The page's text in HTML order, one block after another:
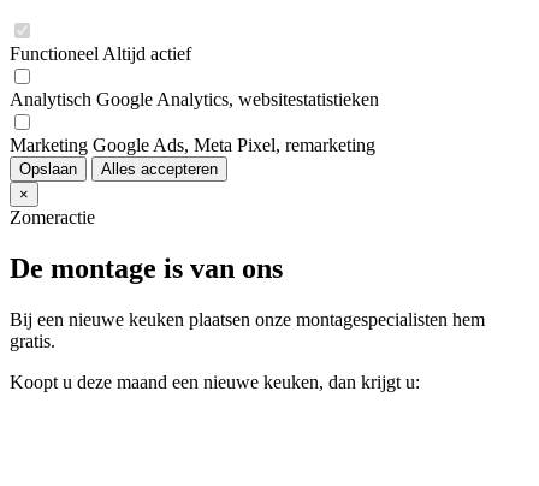
Functioneel Altijd actief
Analytisch Google Analytics, websitestatistieken
Marketing Google Ads, Meta Pixel, remarketing
Opslaan
Alles accepteren
×
Zomeractie
De montage is van ons
Bij een nieuwe keuken plaatsen onze montagespecialisten hem
gratis.
Koopt u deze maand een nieuwe keuken, dan krijgt u: